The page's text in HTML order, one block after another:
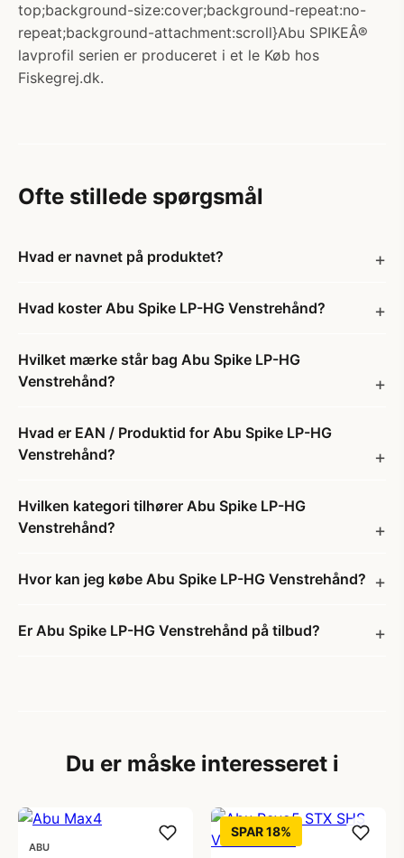
top;background-size:cover;background-repeat:no-
repeat;background-attachment:scroll}Abu SPIKEÂ®
lavprofil serien er produceret i et le Køb hos
Fiskegrej.dk.
Ofte stillede spørgsmål
Hvad er navnet på produktet?
Hvad koster Abu Spike LP-HG Venstrehånd?
Hvilket mærke står bag Abu Spike LP-HG
Venstrehånd?
Hvad er EAN / Produktid for Abu Spike LP-HG
Venstrehånd?
Hvilken kategori tilhører Abu Spike LP-HG
Venstrehånd?
Hvor kan jeg købe Abu Spike LP-HG Venstrehånd?
Er Abu Spike LP-HG Venstrehånd på tilbud?
Du er måske interesseret i
ABU
SPAR 18%